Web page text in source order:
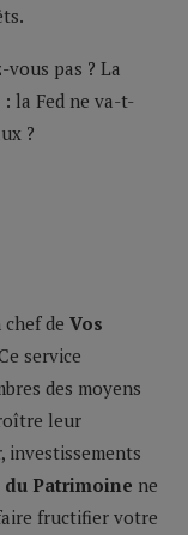
pas ? La
la Fed ne va-t-
?
de Vos
service
des moyens
leur
investissements
du Patrimoine ne
fructifier votre